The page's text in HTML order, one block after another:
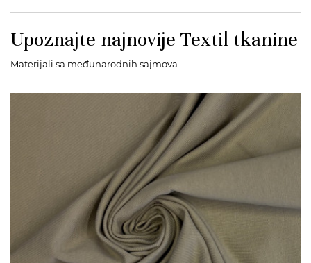
Upoznajte najnovije Textil tkanine
Materijali sa međunarodnih sajmova